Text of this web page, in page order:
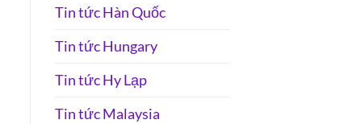
Tin tức Hàn Quốc
Tin tức Hungary
Tin tức Hy Lạp
Tin tức Malaysia